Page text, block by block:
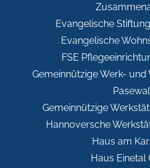
Evangelische
Evangelische
FSE
Gemeinnützige Werk- und
Gemeinnützige
Hannoversche
Haus am
Haus Einetal